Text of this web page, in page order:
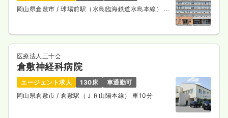
岡山県倉敷市 / 球場前駅（水島臨海鉄道水島本線） 徒
医療法人三十会
倉敷神経科病院
エージェント求人 130床
車通勤可
岡山県倉敷市 / 倉敷駅（ＪＲ山陽本線） 車10分